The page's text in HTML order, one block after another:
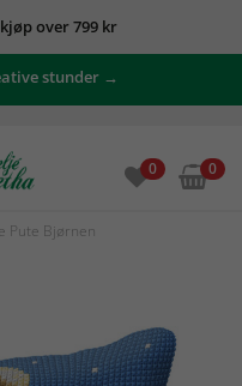
over 799 kr
stunder →
0 0
Pute Bjørnen